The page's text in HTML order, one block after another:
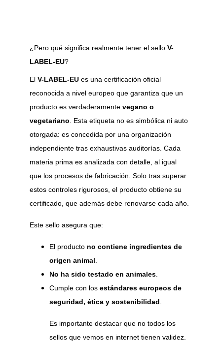
¿Pero qué significa realmente tener el sello V-
LABEL-EU?
El V-LABEL-EU es una certificación oficial
reconocida a nivel europeo que garantiza que un
producto es verdaderamente vegano o
vegetariano . Esta etiqueta no es simbólica ni auto
otorgada: es concedida por una organización
independiente tras exhaustivas auditorías. Cada
materia prima es analizada con detalle, al igual
que los procesos de fabricación. Solo tras superar
estos controles rigurosos, el producto obtiene su
certificado, que además debe renovarse cada año.
Este sello asegura que:
El producto no contiene ingredientes de
origen animal
No ha sido testado en animales
Cumple con los estándares europeos de
seguridad, ética y sostenibilidad
Es importante destacar que no todos los
sellos que vemos en internet tienen validez.